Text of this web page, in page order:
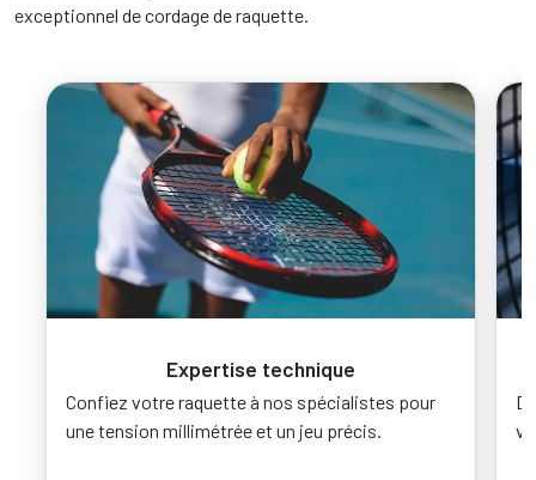
exceptionnel de cordage de raquette.
Expertise technique
Confiez votre raquette à nos spécialistes pour
une tension millimétrée et un jeu précis.